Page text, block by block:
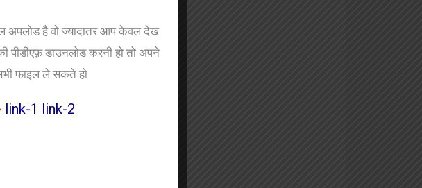
अपलोड है वो ज्यादातर आप केवल देख
पीडीएफ़ डाउनलोड करनी हो तो अपने
फाइल ले सकते हो
link-1 link-2